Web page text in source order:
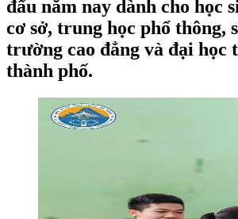
đấu năm nay dành cho học
cơ sở, trung học phổ thông,
trường cao đẳng và đại học
thành phố.